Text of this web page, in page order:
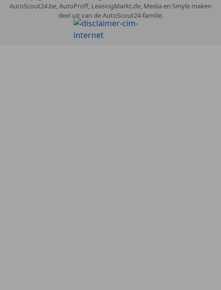
AutoScout24.be, AutoProff, LeasingMarkt.de, Media en Smyle maken
deel uit van de AutoScout24-familie.